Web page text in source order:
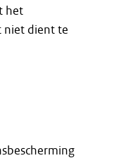
het
niet dient te